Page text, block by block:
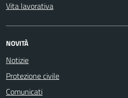
Vita lavorativa
NOVITÀ
Notizie
Protezione civile
Comunicati